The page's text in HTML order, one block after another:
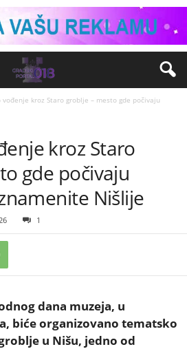
vođenje kroz Staro groblje – mesto gde počivaju
kroz Staro
gde počivaju
Nišlije
1
dana muzeja, u
biće organizovano tematsko
u Nišu, jedno od